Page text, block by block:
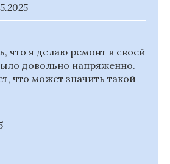
что я делаю ремонт в своей
довольно напряженно.
что может значить такой